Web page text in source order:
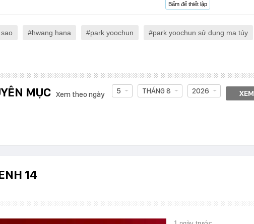
Bấm để thiết lập
hwang hana park yoochun park yoochun sử dụng ma túy
MỤC Xem theo ngày 5 THÁNG 8 2026 XEM
14